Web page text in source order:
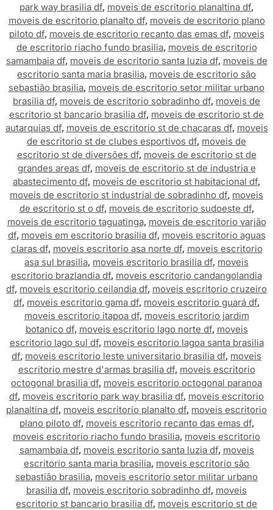
park way brasilia df, moveis de escritorio planaltina df,
moveis de escritorio planalto df, moveis de escritorio plano
piloto df, moveis de escritorio recanto das emas df, moveis
de escritorio riacho fundo brasilia, moveis de escritorio
samambaia df, moveis de escritorio santa luzia df, moveis de
escritorio santa maria brasilia, moveis de escritorio são
sebastião brasilia, moveis de escritorio setor militar urbano
brasilia df, moveis de escritorio sobradinho df, moveis de
escritorio st bancario brasilia df, moveis de escritorio st de
autarquias df, moveis de escritorio st de chacaras df, moveis
de escritorio st de clubes esportivos df, moveis de
escritorio st de diversões df, moveis de escritorio st de
grandes areas df, moveis de escritorio st de industria e
abastecimento df, moveis de escritorio st habitacional df,
moveis de escritorio st industrial de sobradinho df, moveis
de escritorio st o df, moveis de escritorio sudoeste df,
moveis de escritorio taguatinga, moveis de escritorio varjão
df, moveis em escritorio brasilia df, moveis escritorio aguas
claras df, moveis escritorio asa norte df, moveis escritorio
asa sul brasilia, moveis escritorio brasilia df, moveis
escritorio brazlandia df, moveis escritorio candangolandia
df, moveis escritorio ceilandia df, moveis escritorio cruzeiro
df, moveis escritorio gama df, moveis escritorio guará df,
moveis escritorio itapoa df, moveis escritorio jardim
botanico df, moveis escritorio lago norte df, moveis
escritorio lago sul df, moveis escritorio lagoa santa brasilia
df, moveis escritorio leste universitario brasilia df, moveis
escritorio mestre d'armas brasilia df, moveis escritorio
octogonal brasilia df, moveis escritorio octogonal paranoa
df, moveis escritorio park way brasilia df, moveis escritorio
planaltina df, moveis escritorio planalto df, moveis escritorio
plano piloto df, moveis escritorio recanto das emas df,
moveis escritorio riacho fundo brasilia, moveis escritorio
samambaia df, moveis escritorio santa luzia df, moveis
escritorio santa maria brasilia, moveis escritorio são
sebastião brasilia, moveis escritorio setor militar urbano
brasilia df, moveis escritorio sobradinho df, moveis
escritorio st bancario brasilia df, moveis escritorio st de